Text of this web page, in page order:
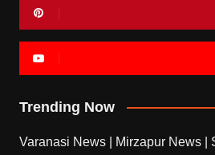
Trending Now
Varanasi News Mirzapur News